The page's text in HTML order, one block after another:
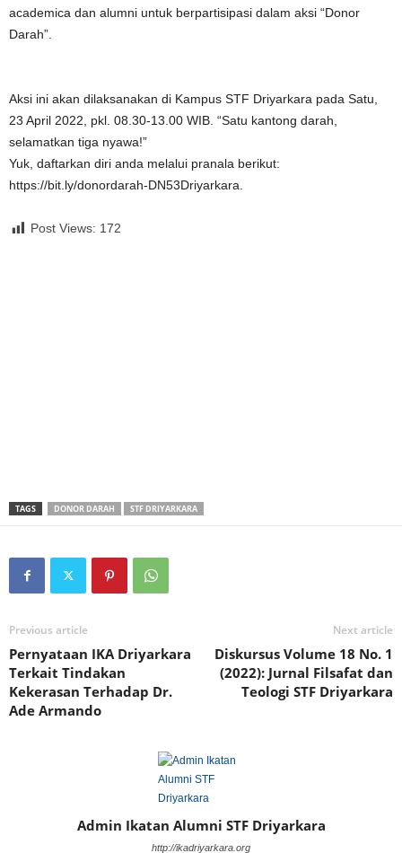
academica dan alumni untuk berpartisipasi dalam aksi “Donor
Darah”.
Aksi ini akan dilaksanakan di Kampus STF Driyarkara pada Satu,
23 April 2022, pkl. 08.30-13.00 WIB. “Satu kantong darah,
selamatkan tiga nyawa!”
Yuk, daftarkan diri anda melalui pranala berikut:
https://bit.ly/donordarah-DN53Driyarkara.
Post Views: 172
TAGS DONOR DARAH STF DRIYARKARA
Previous article
Pernyataan IKA Driyarkara
Terkait Tindakan
Kekerasan Terhadap Dr.
Ade Armando
Next article
Diskursus Volume 18 No. 1
(2022): Jurnal Filsafat dan
Teologi STF Driyarkara
Admin Ikatan Alumni STF Driyarkara
http://ikadriyarkara.org